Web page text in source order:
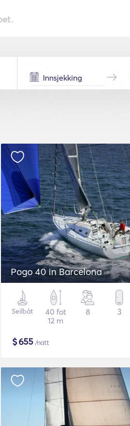
Pogo 40 in Barcelona
Seilbåt
40 fot
12 m
8 3
$655 /natt